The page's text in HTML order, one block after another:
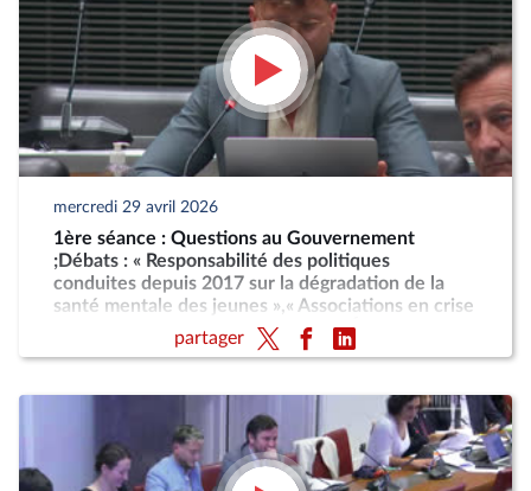
mercredi 29 avril 2026
1ère séance : Questions au Gouvernement
;Débats : « Responsabilité des politiques
conduites depuis 2017 sur la dégradation de la
santé mentale des jeunes »,« Associations en crise
: quelle politique associative pour l'État ? »
partager